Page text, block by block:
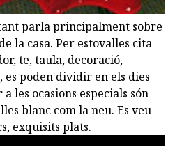
parla principalment sobre
la casa. Per estovalles cita
te, taula, decoració,
es poden dividir en els dies
les ocasions especials són
blanc com la neu. Es veu
exquisits plats.